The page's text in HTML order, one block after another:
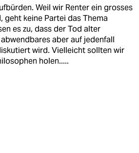
Weil wir Renter ein grosses
geht keine Partei das Thema
es zu, dass der Tod alter
aber auf jedenfall
wird. Vielleicht sollten wir
holen.....